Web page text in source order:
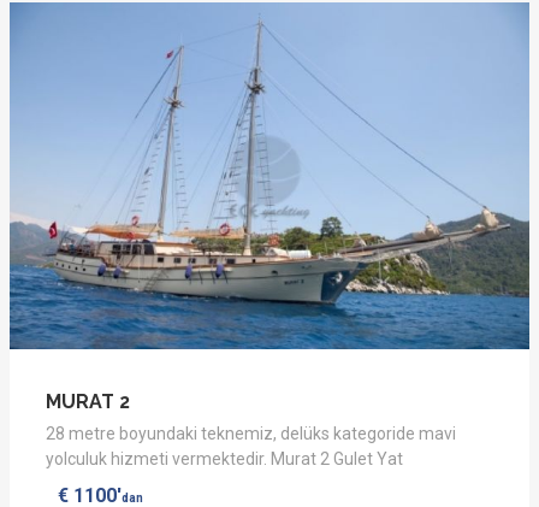
MURAT 2
28 metre boyundaki teknemiz, delüks kategoride mavi
yolculuk hizmeti vermektedir. Murat 2 Gulet Yat
€ 1100'dan